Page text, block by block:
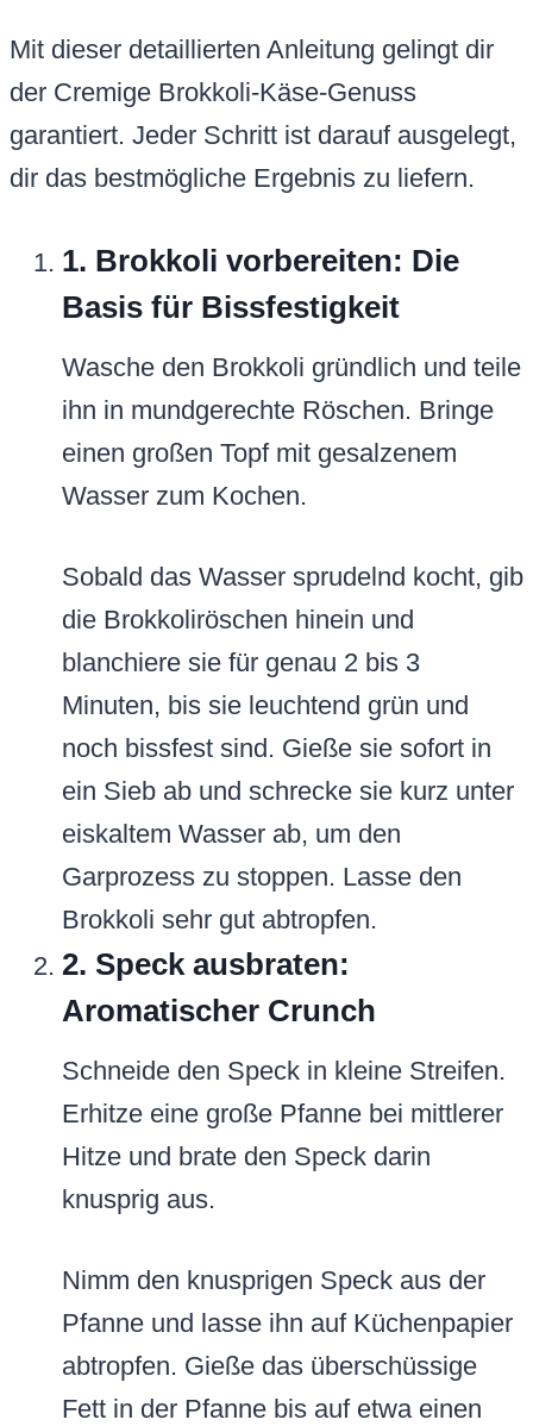
Mit dieser detaillierten Anleitung gelingt dir
der Cremige Brokkoli-Käse-Genuss
garantiert. Jeder Schritt ist darauf ausgelegt,
dir das bestmögliche Ergebnis zu liefern.
1. Brokkoli vorbereiten: Die
Basis für Bissfestigkeit
Wasche den Brokkoli gründlich und teile
ihn in mundgerechte Röschen. Bringe
einen großen Topf mit gesalzenem
Wasser zum Kochen.
Sobald das Wasser sprudelnd kocht, gib
die Brokkoliröschen hinein und
blanchiere sie für genau 2 bis 3
Minuten, bis sie leuchtend grün und
noch bissfest sind. Gieße sie sofort in
ein Sieb ab und schrecke sie kurz unter
eiskaltem Wasser ab, um den
Garprozess zu stoppen. Lasse den
Brokkoli sehr gut abtropfen.
2. Speck ausbraten:
Aromatischer Crunch
Schneide den Speck in kleine Streifen.
Erhitze eine große Pfanne bei mittlerer
Hitze und brate den Speck darin
knusprig aus.
Nimm den knusprigen Speck aus der
Pfanne und lasse ihn auf Küchenpapier
abtropfen. Gieße das überschüssige
Fett in der Pfanne bis auf etwa einen